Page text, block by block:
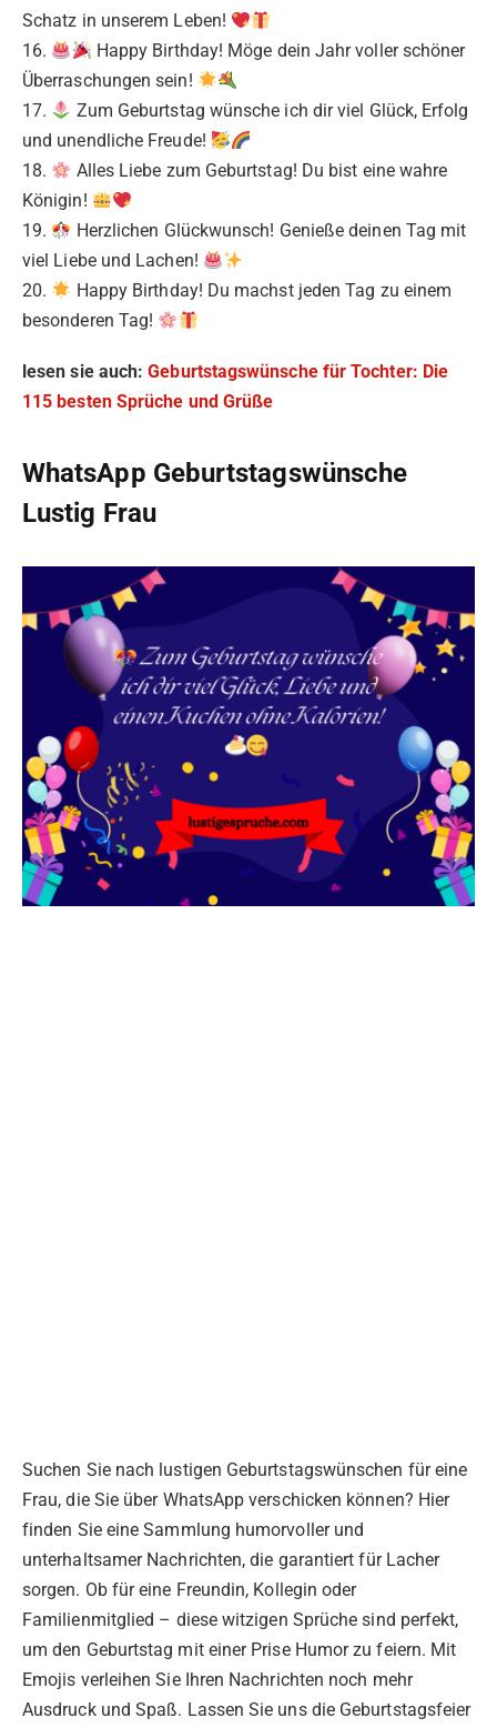
Schatz in unserem Leben!
16.
Happy Birthday! Möge dein Jahr voller schöner
Überraschungen sein!
17.
Zum Geburtstag wünsche ich dir viel Glück, Erfolg
und unendliche Freude!
18.
Alles Liebe zum Geburtstag! Du bist eine wahre
Königin!
19.
Herzlichen Glückwunsch! Genieße deinen Tag mit
viel Liebe und Lachen!
20.
Happy Birthday! Du machst jeden Tag zu einem
besonderen Tag!
lesen sie auch:Geburtstagswünsche für Tochter: Die
115 besten Sprüche und Grüße
WhatsApp Geburtstagswünsche
Lustig Frau
Suchen Sie nach lustigen Geburtstagswünschen für eine
Frau, die Sie über WhatsApp verschicken können? Hier
finden Sie eine Sammlung humorvoller und
unterhaltsamer Nachrichten, die garantiert für Lacher
sorgen. Ob für eine Freundin, Kollegin oder
Familienmitglied – diese witzigen Sprüche sind perfekt,
um den Geburtstag mit einer Prise Humor zu feiern. Mit
Emojis verleihen Sie Ihren Nachrichten noch mehr
Ausdruck und Spaß. Lassen Sie uns die Geburtstagsfeier